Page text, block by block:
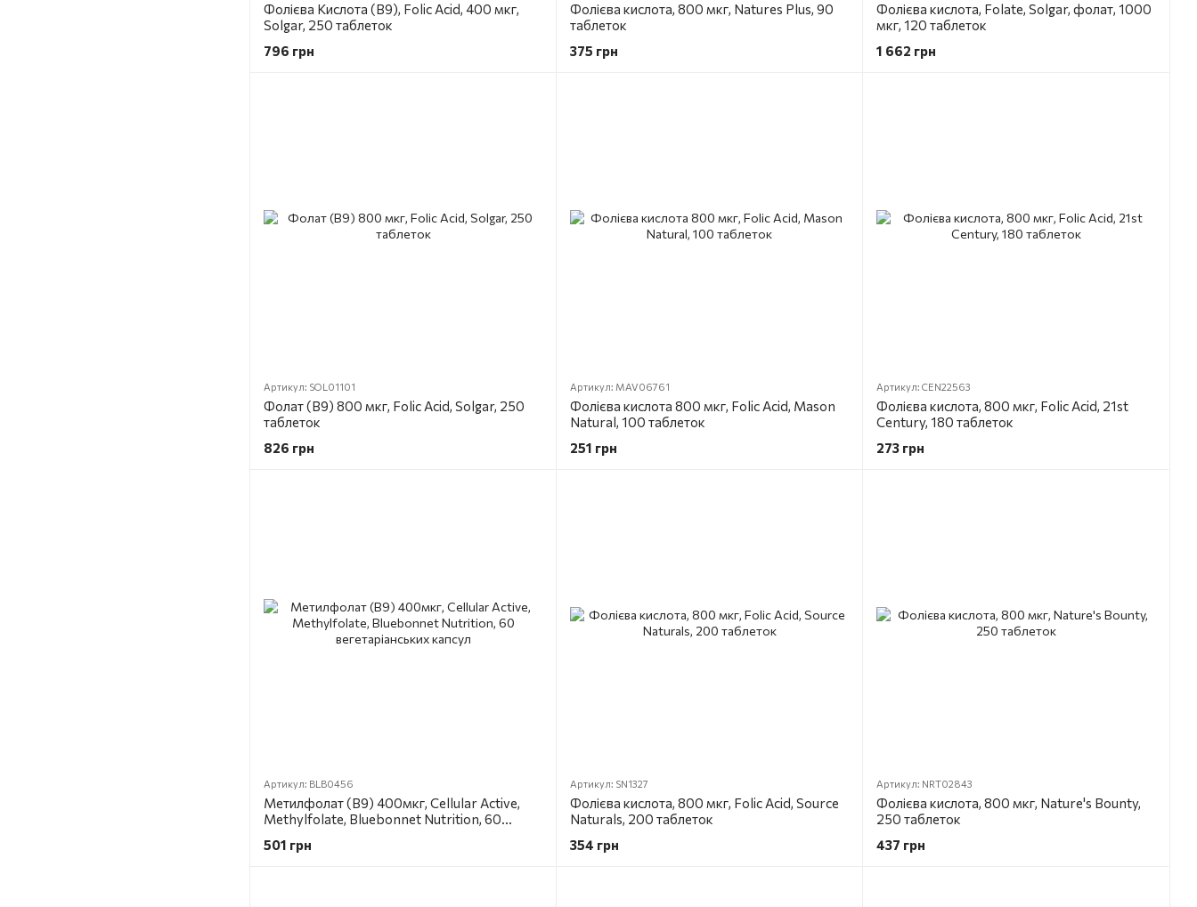
Фолієва Кислота (В9), Folic Acid, 400 мкг,
Solgar, 250 таблеток
796 грн
Фолієва кислота, 800 мкг, Natures Plus, 90
таблеток
375 грн
Фолієва кислота, Folate, Solgar, фолат, 1000
мкг, 120 таблеток
1 662 грн
Артикул: SOL01101
Фолат (В9) 800 мкг, Folic Acid, Solgar, 250
таблеток
826 грн
Артикул: MAV06761
Фолієва кислота 800 мкг, Folic Acid, Mason
Natural, 100 таблеток
251 грн
Артикул: CEN22563
Фолієва кислота, 800 мкг, Folic Acid, 21st
Century, 180 таблеток
273 грн
Артикул: BLB0456
Метилфолат (B9) 400мкг, Cellular Active,
Methylfolate, Bluebonnet Nutrition, 60
501 грн
Артикул: SN1327
Фолієва кислота, 800 мкг, Folic Acid, Source
Naturals, 200 таблеток
354 грн
Артикул: NRT02843
Фолієва кислота, 800 мкг, Nature's Bounty,
250 таблеток
437 грн